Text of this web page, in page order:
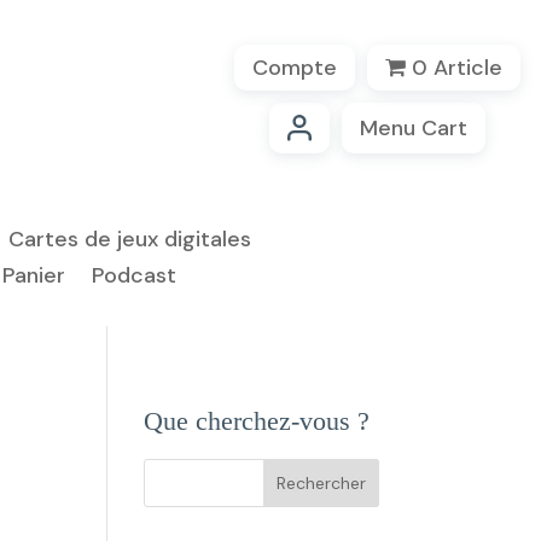
Compte 0 Article
Menu Cart
Cartes de jeux digitales
Panier Podcast
Que cherchez-vous ?